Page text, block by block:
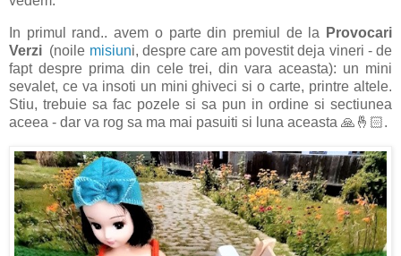
In primul rand.. avem o parte din premiul de la
Provocari
Verzi (noile misiuni, despre care am povestit deja vineri - de
fapt despre prima din cele trei, din vara aceasta): un mini
sevalet, ce va insoti un mini ghiveci si o carte, printre altele.
Stiu, trebuie sa fac pozele si sa pun in ordine si sectiunea
aceea - dar va rog sa ma mai pasuiti si luna aceasta 🙏🤞🏻.